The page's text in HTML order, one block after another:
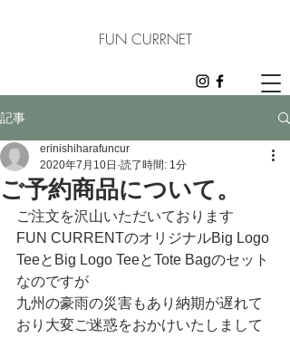
FUN CURRNET
記事
ご予約商品について。
erinishiharafuncur
2020年7月10日 読了時間: 1分
ご注文を沢山いただいております
FUN CURRENTのオリジナルBig Logo
TeeとBig Logo TeeとTote Bagのセット
なのですが
九州の豪雨の災害もあり納期が遅れて
おり大変ご迷惑をおかけいたしまして